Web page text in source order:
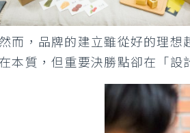
然而，品牌的建立雖從好的理想
在本質，但重要決勝點卻在「設